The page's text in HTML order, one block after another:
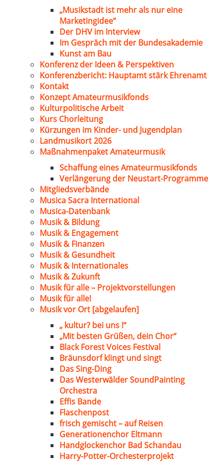
„Musikstadt ist mehr als nur eine
Marketingidee“
Der DHV im Interview
Im Gespräch mit der Bundesakademie
Kunst am Bau
Konferenz der Ideen & Perspektiven
Konferenzbericht: Hauptamt stärk Ehrenamt
Kontakt
Konzept Amateurmusikfonds
Kulturpolitische Arbeit
Kurs Chorleitung
Kürzungen im Kinder- und Jugendplan
Landmusikort 2026
Maßnahmenpaket Amateurmusik
Schaffung eines Amateurmusikfonds
Verlängerung der Neustart-Programme
Mitgliedsverbände
Musica Sacra International
Musica-Datenbank
Musik & Bildung
Musik & Engagement
Musik & Finanzen
Musik & Gesundheit
Musik & Internationales
Musik & Zukunft
Musik für alle – Projektvorstellungen
Musik für alle!
Musik vor Ort [abgelaufen]
„ kultur? bei uns !“
„Mit besten Grüßen, dein Chor“
Black Forest Voices Festival
Bräunsdorf klingt und singt
Das Sing-Ding
Das Westerwälder SoundPainting
Orchestra
Effis Bande
Flaschenpost
frisch gemischt – auf Reisen
Generationenchor Eltmann
Handglockenchor Bad Schandau
Harry-Potter-Orchesterprojekt